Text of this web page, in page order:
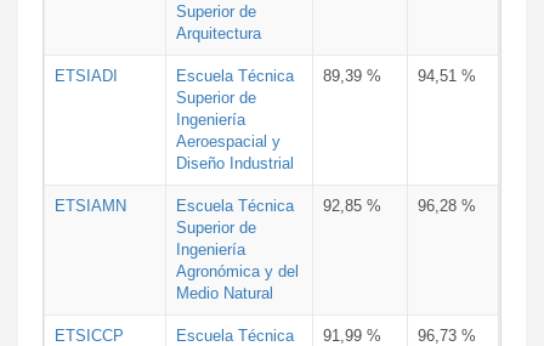
Superior de
Arquitectura
ETSIADI
Escuela Técnica
Superior de
Ingeniería
Aeroespacial y
Diseño Industrial
89,39 % 94,51 %
ETSIAMN
Escuela Técnica
Superior de
Ingeniería
Agronómica y del
Medio Natural
92,85 % 96,28 %
ETSICCP
Escuela Técnica
91,99 % 96,73 %